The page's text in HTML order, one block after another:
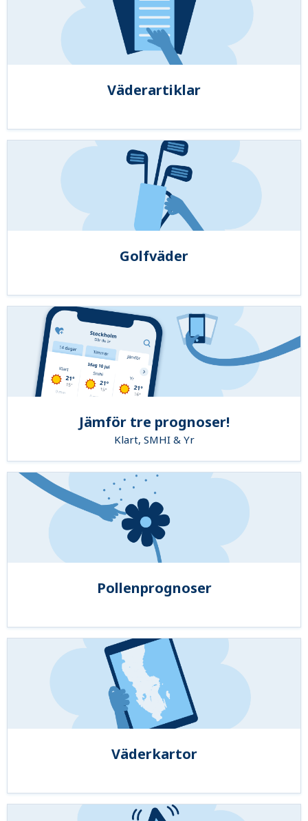
Väderartiklar
Golfväder
Jämför tre prognoser!
Klart, SMHI & Yr
Pollenprognoser
Väderkartor